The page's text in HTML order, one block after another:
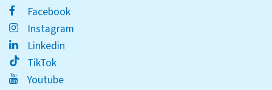
Facebook
Instagram
Linkedin
TikTok
Youtube